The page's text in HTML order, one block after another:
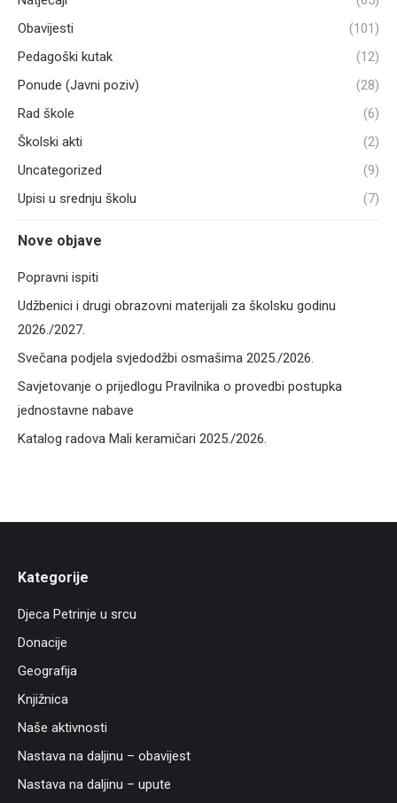
Obavijesti
(101)
Pedagoški kutak
(12)
Ponude (Javni poziv)
(28)
Rad škole
(6)
Školski akti
(2)
Uncategorized
(9)
Upisi u srednju školu
(7)
Nove objave
Popravni ispiti
Udžbenici i drugi obrazovni materijali za školsku godinu
2026./2027.
Svečana podjela svjedodžbi osmašima 2025./2026.
Savjetovanje o prijedlogu Pravilnika o provedbi postupka
jednostavne nabave
Katalog radova Mali keramičari 2025./2026.
Kategorije
Djeca Petrinje u srcu
Donacije
Geografija
Knjižnica
Naše aktivnosti
Nastava na daljinu – obavijest
Nastava na daljinu – upute